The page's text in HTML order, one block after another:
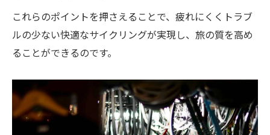
これらのポイントを押さえることで、疲れにくくトラブ
ルの少ない快適なサイクリングが実現し、旅の質を高め
ることができるのです。